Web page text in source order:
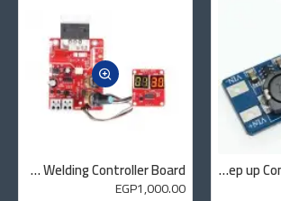
MT3608 Boost Step up Converter DC-DC 2A
NY-D01 100A Digital Display Spot Welding Controller Board
EGP1,000.00